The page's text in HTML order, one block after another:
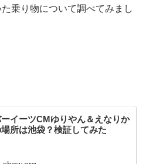
乗り物について調べてみまし
イーツCMゆりやん＆えなりか
所は池袋？検証してみた